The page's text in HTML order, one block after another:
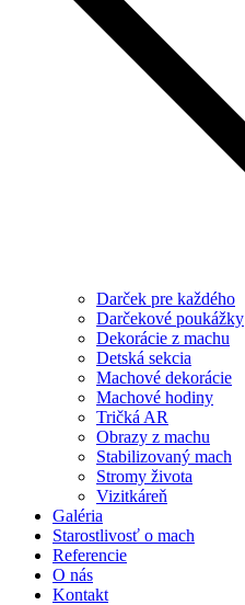
Darček pre každého
Darčekové poukážky
Dekorácie z machu
Detská sekcia
Machové dekorácie
Machové hodiny
Tričká AR
Obrazy z machu
Stabilizovaný mach
Stromy života
Vizitkáreň
Galéria
Starostlivosť o mach
Referencie
O nás
Kontakt